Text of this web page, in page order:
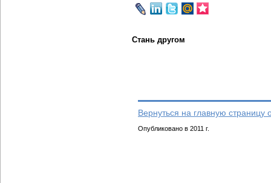
Стань другом
Вернуться на главную страницу
Опубликовано в 2011 г.